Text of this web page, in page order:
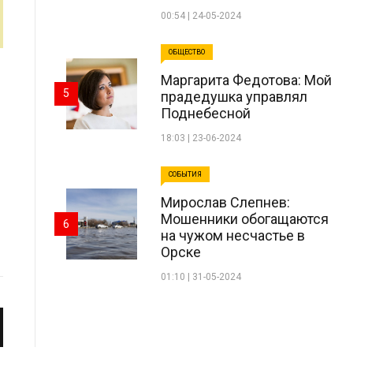
00:54 | 24-05-2024
ОБЩЕСТВО
Маргарита Федотова: Мой
прадедушка управлял
Поднебесной
18:03 | 23-06-2024
5
СОБЫТИЯ
Мирослав Слепнев:
Мошенники обогащаются
на чужом несчастье в
Орске
01:10 | 31-05-2024
6